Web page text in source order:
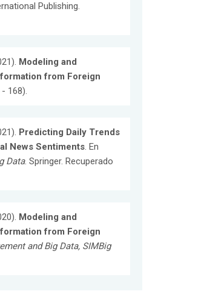
Publishing.
Modeling and
from Foreign
168).
Predicting Daily Trends
News Sentiments. En
Data. Springer. Recuperado
Modeling and
from Foreign
and Big Data, SIMBig